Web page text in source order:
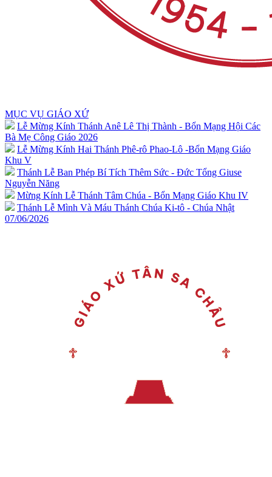
MỤC VỤ GIÁO XỨ
Lễ Mừng Kính Thánh Anê Lê Thị Thành - Bổn Mạng Hội Các
Bà Mẹ Công Giáo 2026
Lễ Mừng Kính Hai Thánh Phê-rô Phao-Lô -Bổn Mạng Giáo
Khu V
Thánh Lễ Ban Phép Bí Tích Thêm Sức - Đức Tổng Giuse
Nguyễn Năng
Mừng Kính Lễ Thánh Tâm Chúa - Bổn Mạng Giáo Khu IV
Thánh Lễ Mình Và Máu Thánh Chúa Ki-tô - Chúa Nhật
07/06/2026